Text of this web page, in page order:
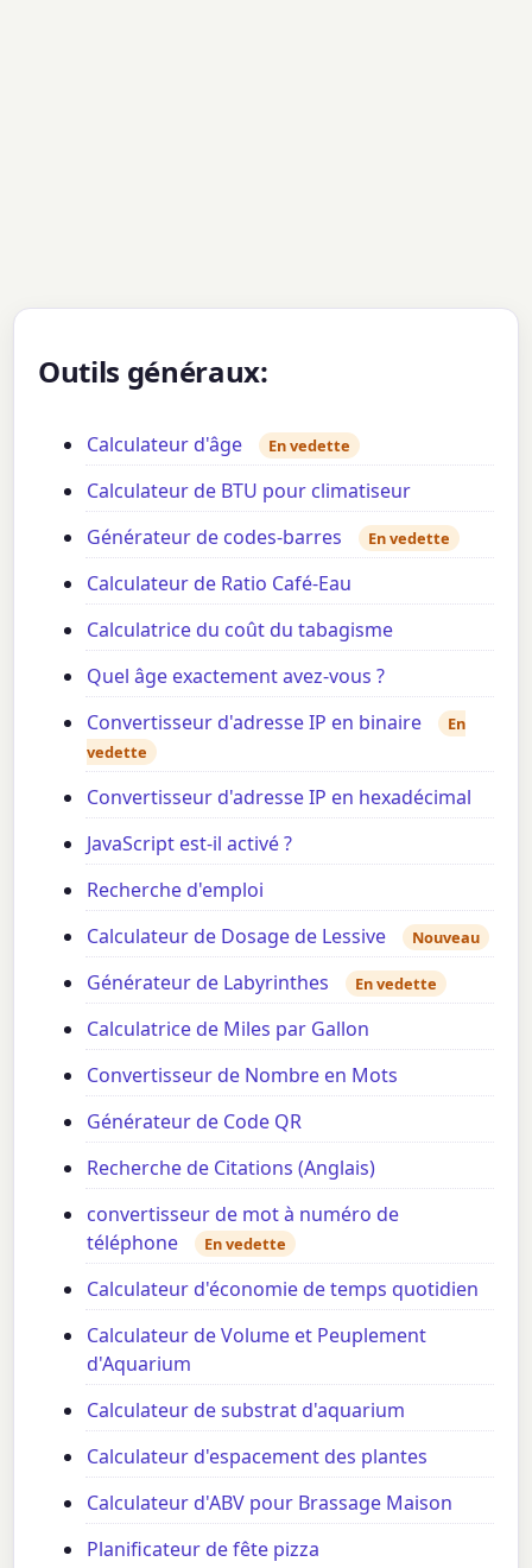
Outils généraux:
Calculateur d'âge En vedette
Calculateur de BTU pour climatiseur
Générateur de codes-barres
En vedette
Calculateur de Ratio Café-Eau
Calculatrice du coût du tabagisme
Quel âge exactement avez-vous ?
Convertisseur d'adresse IP en binaire
En
vedette
Convertisseur d'adresse IP en hexadécimal
JavaScript est-il activé ?
Recherche d'emploi
Calculateur de Dosage de Lessive
Nouveau
Générateur de Labyrinthes En vedette
Calculatrice de Miles par Gallon
Convertisseur de Nombre en Mots
Générateur de Code QR
Recherche de Citations (Anglais)
convertisseur de mot à numéro de
téléphone
En vedette
Calculateur d'économie de temps quotidien
Calculateur de Volume et Peuplement
d'Aquarium
Calculateur de substrat d'aquarium
Calculateur d'espacement des plantes
Calculateur d'ABV pour Brassage Maison
Planificateur de fête pizza